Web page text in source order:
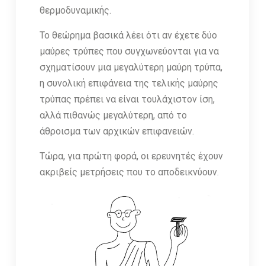
θερμοδυναμικής.
Το θεώρημα βασικά λέει ότι αν έχετε δύο
μαύρες τρύπες που συγχωνεύονται για να
σχηματίσουν μια μεγαλύτερη μαύρη τρύπα,
η συνολική επιφάνεια της τελικής μαύρης
τρύπας πρέπει να είναι τουλάχιστον ίση,
αλλά πιθανώς μεγαλύτερη, από το
άθροισμα των αρχικών επιφανειών.
Τώρα, για πρώτη φορά, οι ερευνητές έχουν
ακριβείς μετρήσεις που το αποδεικνύουν.